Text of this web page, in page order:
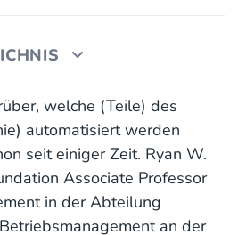
schmerzfrei
kein Dienst
emotional sein; Technologie
welche (Teile) des
automatisiert werden
seit einiger Zeit. Ryan W.
Associate Professor
in der Abteilung
an der